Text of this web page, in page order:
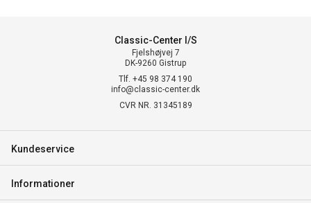
Classic-Center I/S
Fjelshøjvej 7
DK-9260 Gistrup
Tlf. +45 98 374 190
info@classic-center.dk
CVR NR. 31345189
Kundeservice
Informationer